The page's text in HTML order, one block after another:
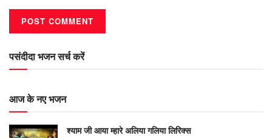
पसंदीदा भजन सर्च करें
आज के नए भजन
श्याम जी आया म्हारे अलिया गलिया लिरिक्स